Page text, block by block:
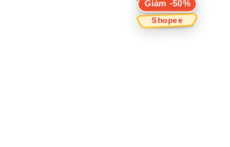
Giảm -50%
Shopee